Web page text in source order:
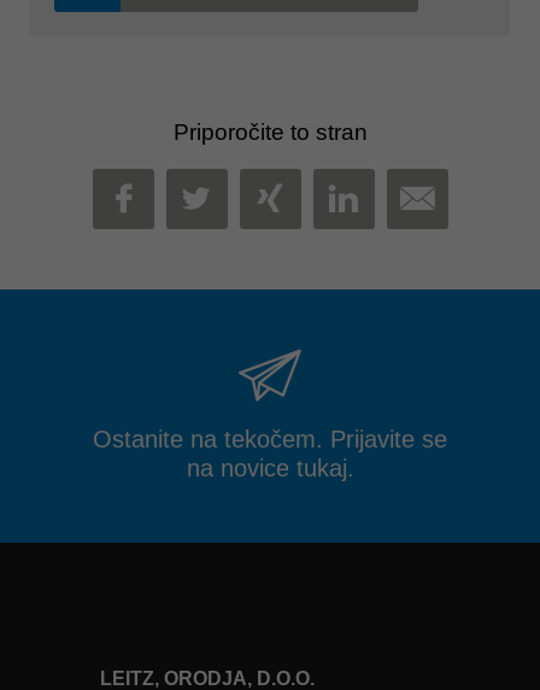
Priporočite to stran
FACEBOOK
TWITTER
XINGLINKEDIN
MAIL
Ostanite na tekočem. Prijavite se
na novice tukaj.
LEITZ, ORODJA, D.O.O.